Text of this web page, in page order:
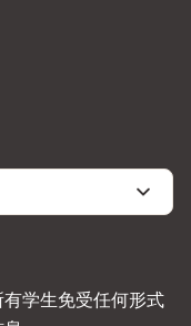
学生免受任何形式